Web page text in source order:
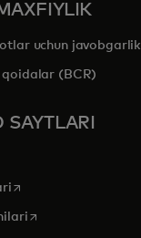
uchun javobgarlik
(BCR)
SAYTLARI
a new tab
opens in a new tab
opens in a new tab